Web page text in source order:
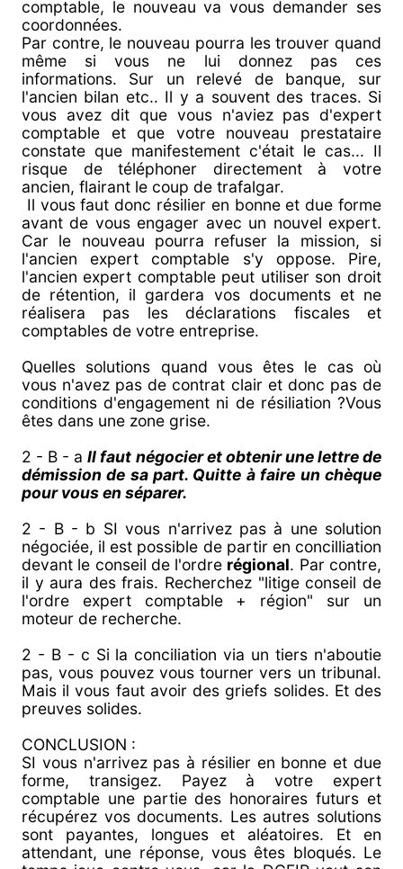
comptable, le nouveau va vous demander ses
coordonnées.
Par contre, le nouveau pourra les trouver quand
même si vous ne lui donnez pas ces
informations. Sur un relevé de banque, sur
l'ancien bilan etc.. Il y a souvent des traces. Si
vous avez dit que vous n'aviez pas d'expert
comptable et que votre nouveau prestataire
constate que manifestement c'était le cas... Il
risque de téléphoner directement à votre
ancien, flairant le coup de trafalgar.
Il vous faut donc résilier en bonne et due forme
avant de vous engager avec un nouvel expert.
Car le nouveau pourra refuser la mission, si
l'ancien expert comptable s'y oppose. Pire,
l'ancien expert comptable peut utiliser son droit
de rétention, il gardera vos documents et ne
réalisera pas les déclarations fiscales et
comptables de votre entreprise.
Quelles solutions quand vous êtes le cas où
vous n'avez pas de contrat clair et donc pas de
conditions d'engagement ni de résiliation ?Vous
êtes dans une zone grise.
2 - B - aIl faut négocier et obtenir une lettre de
démission de sa part. Quitte à faire un chèque
pour vous en séparer.
2 - B - b SI vous n'arrivez pas à une solution
négociée, il est possible de partir en concilliation
devant le conseil de l'ordre régional. Par contre,
il y aura des frais. Recherchez "litige conseil de
l'ordre expert comptable + région" sur un
moteur de recherche.
2 - B - c Si la conciliation via un tiers n'aboutie
pas, vous pouvez vous tourner vers un tribunal.
Mais il vous faut avoir des griefs solides. Et des
preuves solides.
CONCLUSION :
SI vous n'arrivez pas à résilier en bonne et due
forme, transigez. Payez à votre expert
comptable une partie des honoraires futurs et
récupérez vos documents. Les autres solutions
sont payantes, longues et aléatoires. Et en
attendant, une réponse, vous êtes bloqués. Le